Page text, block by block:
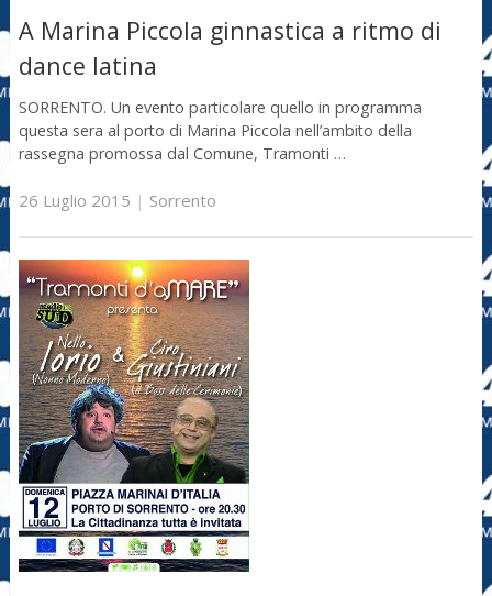
A Marina Piccola ginnastica a ritmo di
dance latina
SORRENTO. Un evento particolare quello in programma
questa sera al porto di Marina Piccola nell’ambito della
rassegna promossa dal Comune, Tramonti …
26 Luglio 2015 | Sorrento